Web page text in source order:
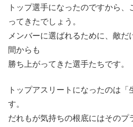
トップ選手になったのですから
ってきたでしょう。
メンバーに選ばれるために、敵だ
間からも
勝ち上がってきた選手たちです。
トップアスリートになったのは
す。
だれもが気持ちの根底にはそのプ